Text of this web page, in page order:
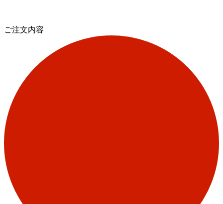
ご注文内容